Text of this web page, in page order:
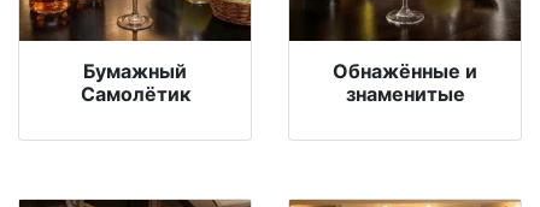
Бумажный
Самолётик
Обнажённые и
знаменитые